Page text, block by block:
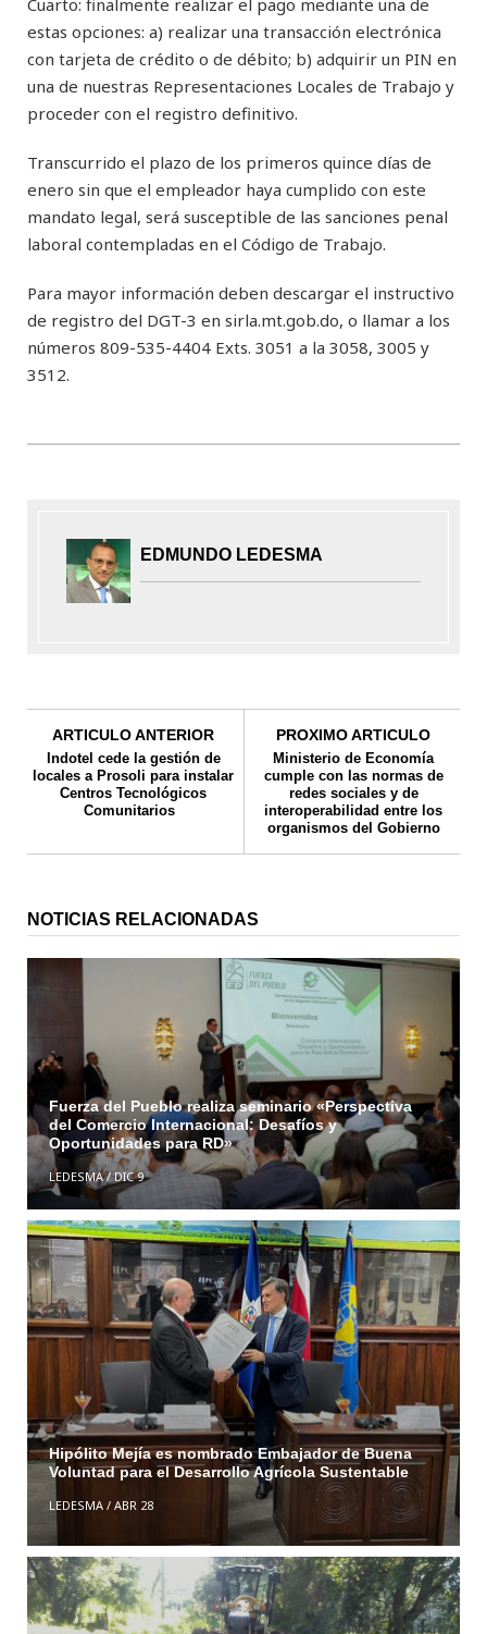
Cuarto: finalmente realizar el pago mediante una de
estas opciones: a) realizar una transacción electrónica
con tarjeta de crédito o de débito; b) adquirir un PIN en
una de nuestras Representaciones Locales de Trabajo y
proceder con el registro definitivo.
Transcurrido el plazo de los primeros quince días de
enero sin que el empleador haya cumplido con este
mandato legal, será susceptible de las sanciones penal
laboral contempladas en el Código de Trabajo.
Para mayor información deben descargar el instructivo
de registro del DGT-3 en sirla.mt.gob.do, o llamar a los
números 809-535-4404 Exts. 3051 a la 3058, 3005 y
3512.
EDMUNDO LEDESMA
ARTICULO ANTERIOR
Indotel cede la gestión de
locales a Prosoli para instalar
Centros Tecnológicos
Comunitarios
PROXIMO ARTICULO
Ministerio de Economía
cumple con las normas de
redes sociales y de
interoperabilidad entre los
organismos del Gobierno
NOTICIAS RELACIONADAS
Fuerza del Pueblo realiza seminario «Perspectiva
del Comercio Internacional: Desafíos y
Oportunidades para RD»
LEDESMA/DIC 9
Hipólito Mejía es nombrado Embajador de Buena
Voluntad para el Desarrollo Agrícola Sustentable
LEDESMA/ ABR 28